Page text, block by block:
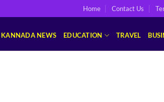
Home Contact Us
KANNADA NEWS EDUCATION TRAVEL